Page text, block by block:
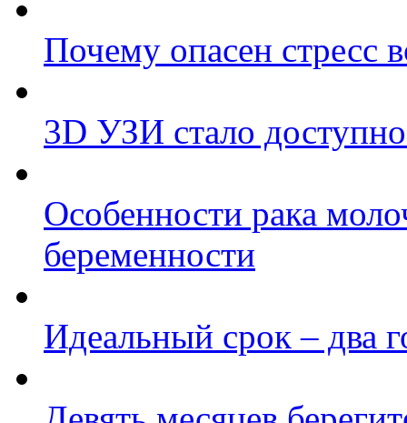
Почему опасен стресс
3D УЗИ стало
Особенности рака
беременности
Идеальный срок – два